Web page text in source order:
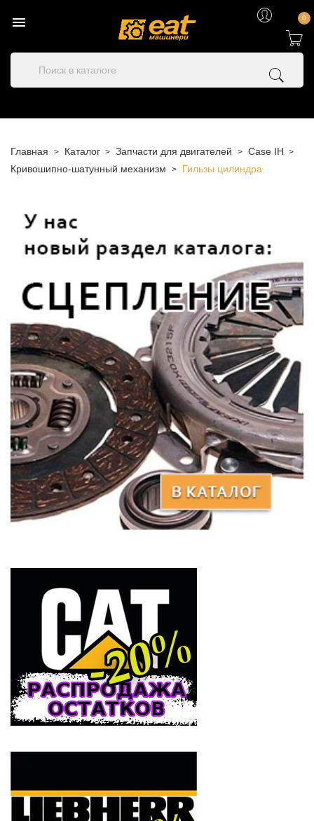
 0
Главная Каталог Запчасти для двигателей
Case IH
Кривошипно-шатунный механизм
Гильзы цилиндра